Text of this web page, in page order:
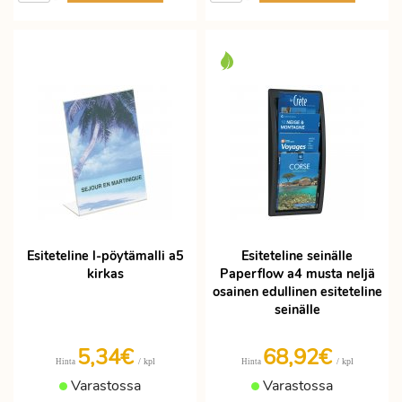
Esiteteline l-pöytämalli a5
kirkas
Hinta 5,34€ / kpl
Varastossa
Esiteteline seinälle
Paperflow a4 musta neljä
osainen edullinen esiteteline
seinälle
Hinta 68,92€ / kpl
Varastossa